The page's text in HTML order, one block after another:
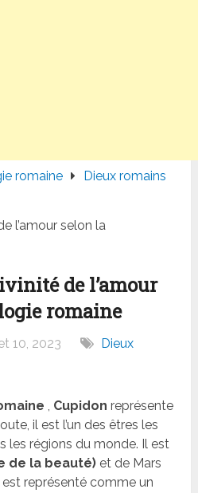
romaine Dieux romains
l’amour selon la
de l’amour
romaine
10, 2023
Dieux
, Cupidon représente
il est l’un des êtres les
les régions du monde. Il est
de la beauté) et de Mars
est représenté comme un